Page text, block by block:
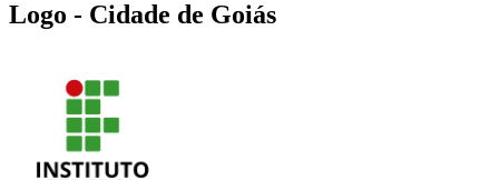
Logo - Cidade de Goiás